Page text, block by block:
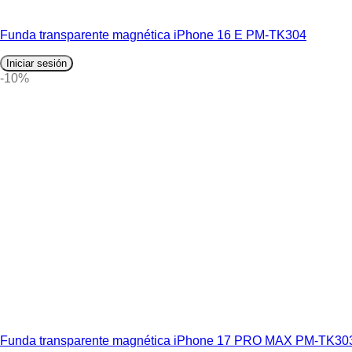
Funda transparente magnética iPhone 16 E PM-TK304
Iniciar sesión
-10%
Funda transparente magnética iPhone 17 PRO MAX PM-